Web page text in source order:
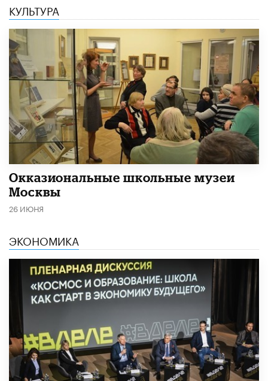
КУЛЬТУРА
​Окказиональные школьные музеи
Москвы
26 ИЮНЯ
ЭКОНОМИКА